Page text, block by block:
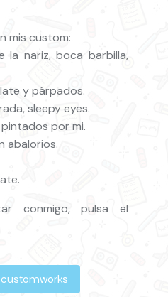
mis custom:
la nariz, boca barbilla,
y párpados.
sleepy eyes.
por mi.
abalorios.
conmigo, pulsa el